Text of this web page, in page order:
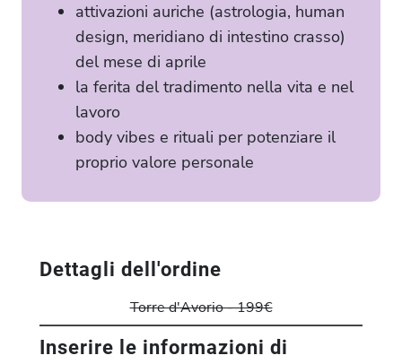
attivazioni auriche (astrologia, human
design, meridiano di intestino crasso)
del mese di aprile
la ferita del tradimento nella vita e nel
lavoro
body vibes e rituali per potenziare il
proprio valore personale
Dettagli dell'ordine
Torre d'Avorio - 199€
Inserire le informazioni di